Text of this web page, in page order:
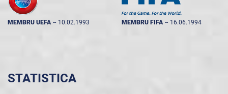
MEMBRU UEFA -- 10.02.1993 MEMBRU FIFA -- 16.06.1994
STATISTICA